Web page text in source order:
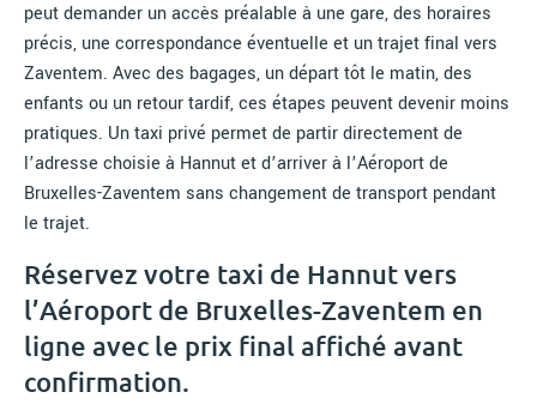
peut demander un accès préalable à une gare, des horaires
précis, une correspondance éventuelle et un trajet final vers
Zaventem. Avec des bagages, un départ tôt le matin, des
enfants ou un retour tardif, ces étapes peuvent devenir moins
pratiques. Un taxi privé permet de partir directement de
l’adresse choisie à Hannut et d’arriver à l’Aéroport de
Bruxelles-Zaventem sans changement de transport pendant
le trajet.
Réservez votre taxi de Hannut vers
l’Aéroport de Bruxelles-Zaventem en
ligne avec le prix final affiché avant
confirmation.